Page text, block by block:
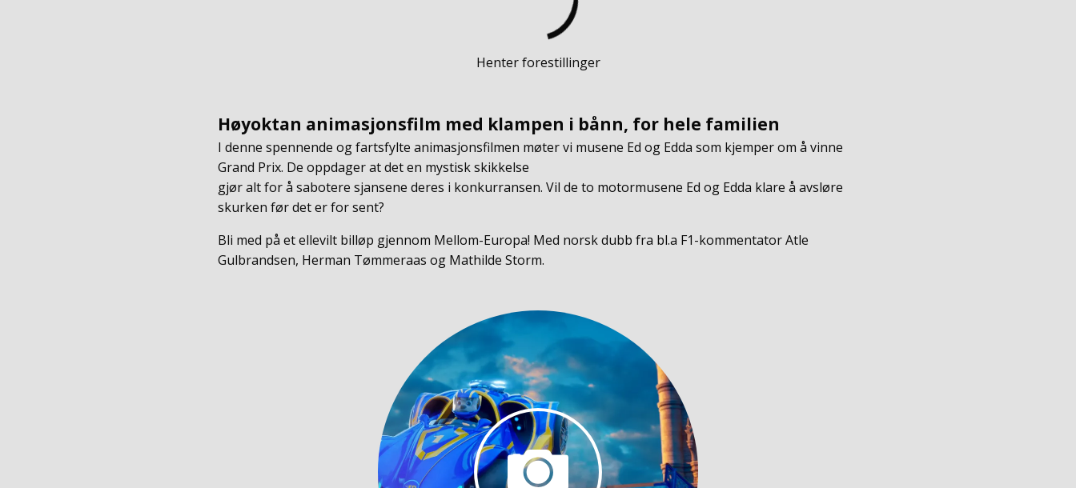
Henter forestillinger
Høyoktan animasjonsfilm med klampen i bånn, for hele familien
I denne spennende og fartsfylte animasjonsfilmen møter vi musene Ed og Edda som kjemper om å vinne
Grand Prix. De oppdager at det en mystisk skikkelse
gjør alt for å sabotere sjansene deres i konkurransen. Vil de to motormusene Ed og Edda klare å avsløre
skurken før det er for sent?
Bli med på et ellevilt billøp gjennom Mellom-Europa! Med norsk dubb fra bl.a F1-kommentator Atle
Gulbrandsen, Herman Tømmeraas og Mathilde Storm.